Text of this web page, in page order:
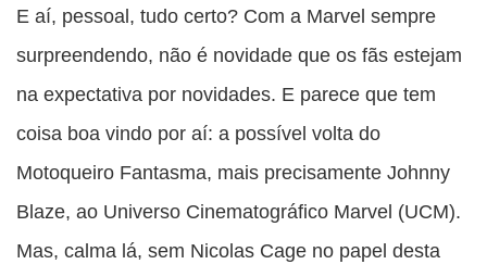
esta
publicação
esta
publicação
esta
publicação
esta
publicação
WhatsApp
esta
publicação
Email
E aí, pessoal, tudo certo? Com a Marvel sempre
surpreendendo, não é novidade que os fãs estejam
na expectativa por novidades. E parece que tem
coisa boa vindo por aí: a possível volta do
Motoqueiro Fantasma, mais precisamente Johnny
Blaze, ao Universo Cinematográfico Marvel (UCM).
Mas, calma lá, sem Nicolas Cage no papel desta